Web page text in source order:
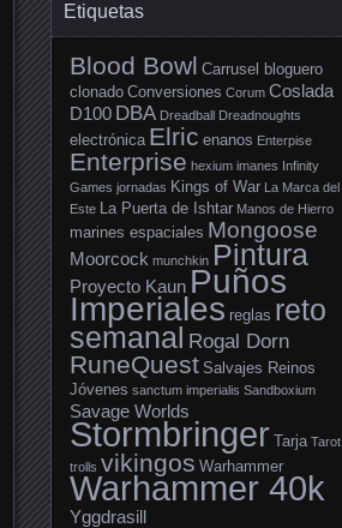
Etiquetas
Blood Bowl Carrusel bloguero
clonado Conversiones Corum Coslada
D100 DBA Dreadball Dreadnoughts
electrónica Elric enanos Enterpise
Enterprise hexium imanes Infinity
Games jornadas Kings of War La Marca del
Este La Puerta de Ishtar Manos de Hierro
marines espaciales Mongoose
Moorcock munchkin Pintura
Proyecto Kaun Puños
Imperiales reglas reto
semanal Rogal Dorn
RuneQuest Salvajes Reinos
Jóvenes sanctum imperialis Sandboxium
Savage Worlds
Stormbringer Tarja Tarot
trolls vikingos Warhammer
Warhammer 40k
Yggdrasill